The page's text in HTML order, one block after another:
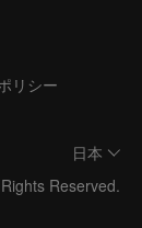
リシー
日本
Reserved.